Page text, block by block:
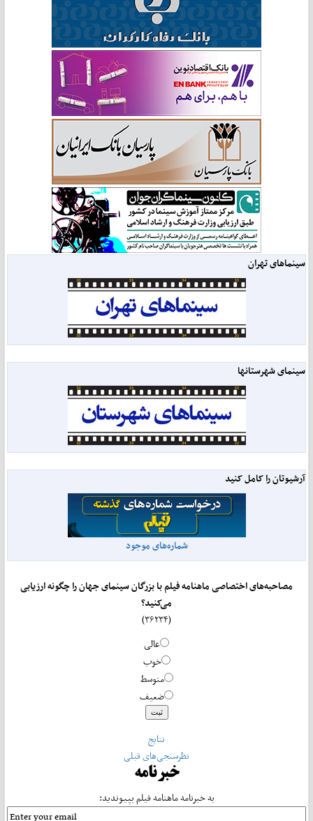
سینماهای تهران
سینمای شهرستانها
آرشیوتان را کامل کنید
شماره‌های موجود
مصاحبه‌های اختصاصی ماهنامه فیلم با بزرگان سینمای جهان را چگونه ارزیابی
می‌کنید؟
عالی
خوب
متوسط
ضعیف
نتایج
نظرسنجی‌های قبلی
خبرنامه
به خبرنامه ماهنامه فیلم بپیوندید: